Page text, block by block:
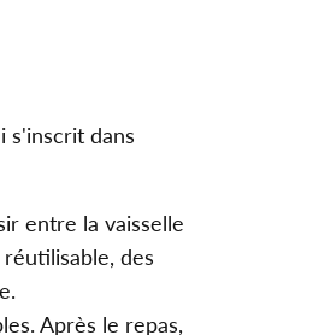
s'inscrit dans
entre la vaisselle
des
Après le repas,